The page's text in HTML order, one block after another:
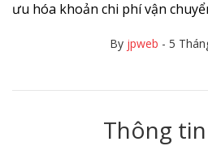
ưu hóa khoản chi phí vận
By jpweb - 5
Thông